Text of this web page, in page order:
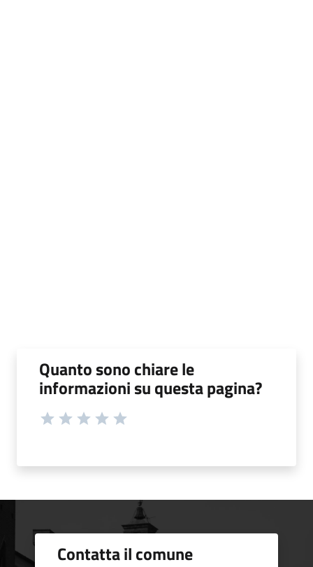
Quanto sono chiare le
informazioni su questa pagina?
Contatta il comune